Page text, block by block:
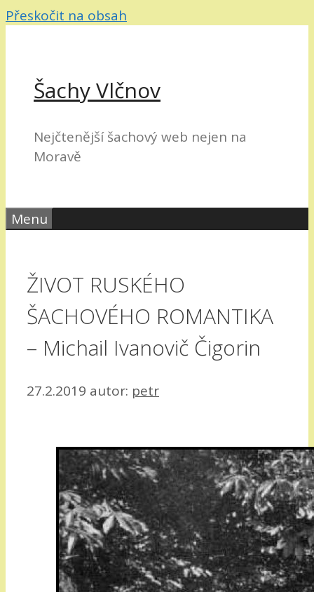
Přeskočit na obsah
Šachy Vlčnov
Nejčtenější šachový web nejen na
Moravě
Menu
ŽIVOT RUSKÉHO
ŠACHOVÉHO ROMANTIKA
– Michail Ivanovič Čigorin
27.2.2019 autor: petr